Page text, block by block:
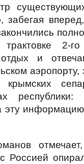
забегая
2-
и
крымских
эту
Россией